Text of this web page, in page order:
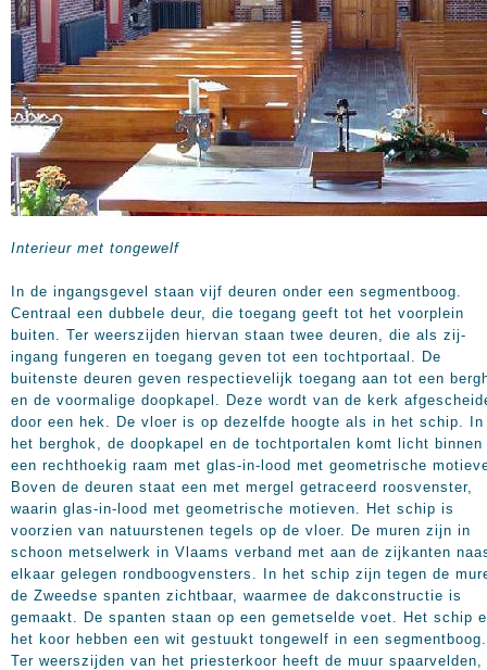
Interieur met tongewelf
In de ingangsgevel staan vijf deuren onder een segmentboog.
Centraal een dubbele deur, die toegang geeft tot het voorplein
buiten. Ter weerszijden hiervan staan twee deuren, die als zij-
ingang fungeren en toegang geven tot een tochtportaal. De
buitenste deuren geven respectievelijk toegang aan tot een
en de voormalige doopkapel. Deze wordt van de kerk
door een hek. De vloer is op dezelfde hoogte als in het schip. In
het berghok, de doopkapel en de tochtportalen komt licht binnen
een rechthoekig raam met glas-in-lood met geometrische
Boven de deuren staat een met mergel getraceerd roosvenster,
waarin glas-in-lood met geometrische motieven. Het schip is
voorzien van natuurstenen tegels op de vloer. De muren zijn in
schoon metselwerk in Vlaams verband met aan de zijkanten
elkaar gelegen rondboogvensters. In het schip zijn tegen de
de Zweedse spanten zichtbaar, waarmee de dakconstructie is
gemaakt. De spanten staan op een gemetselde voet. Het schip
het koor hebben een wit gestuukt tongewelf in een segmentboog.
Ter weerszijden van het priesterkoor heeft de muur spaarvelden,